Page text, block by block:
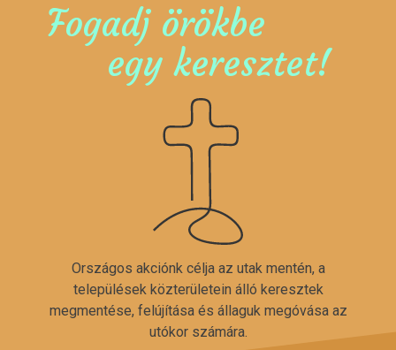
Fogadj örökbe
egy keresztet!
Országos akciónk célja az utak mentén, a
települések közterületein álló keresztek
megmentése, felújítása és állaguk megóvása az
utókor számára.